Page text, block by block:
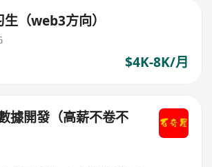
（web3方向）
$4K-8K/月
據開發（高薪不卷不